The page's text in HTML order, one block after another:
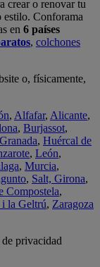
crear o renovar tu
estilo. Conforama
en 6 países
, colchones
o, físicamente,
, Alfafar, Alicante,
, Burjassot,
Granada, Huércal de
, León,
, Murcia,
, Salt, Girona,
Compostela,
la Geltrú, Zaragoza
privacidad